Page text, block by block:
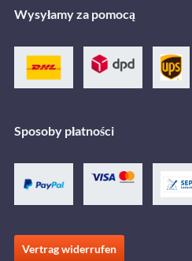
Wysyłamy za pomocą
Sposoby płatności
Vertrag widerrufen